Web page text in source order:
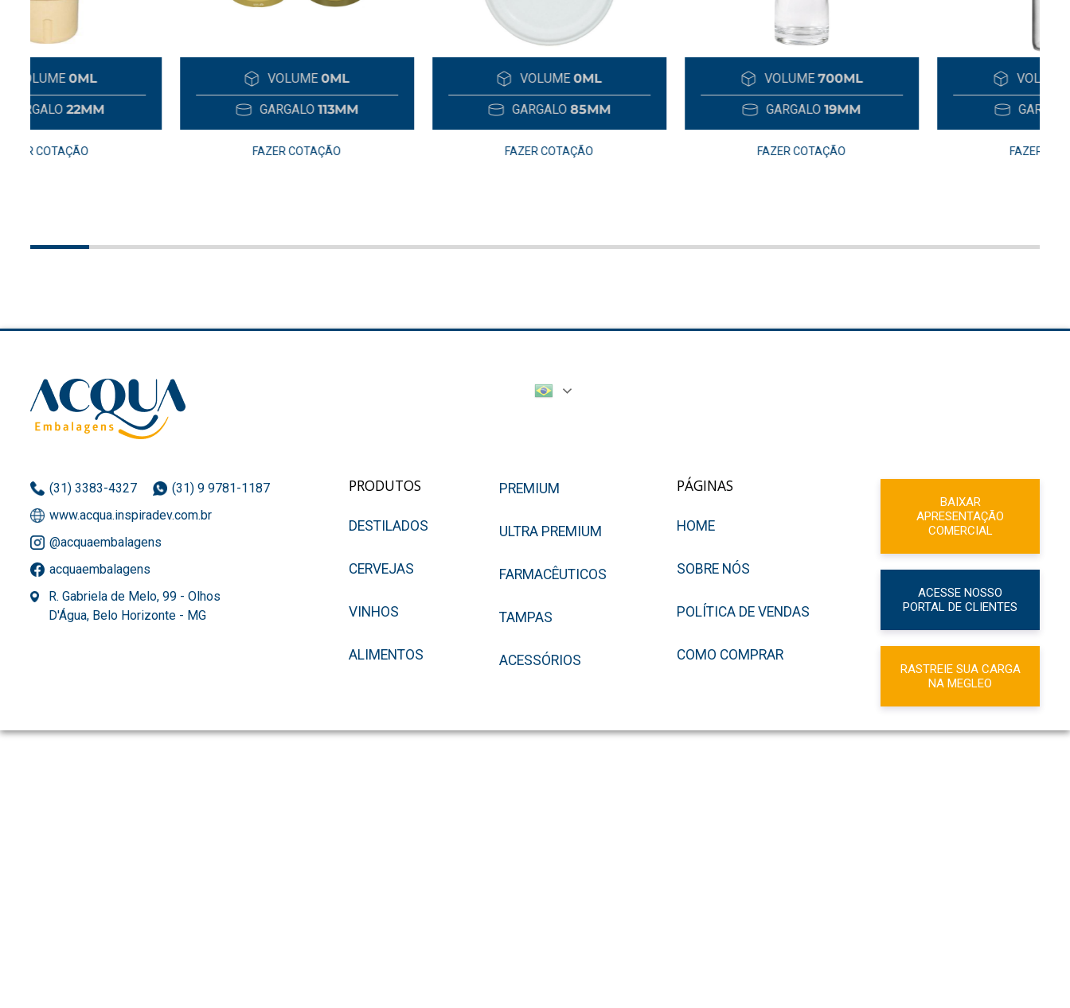
(31) 3383-4327
(31) 9 9781-1187
www.acqua.inspiradev.com.br
@acquaembalagens
acquaembalagens
R. Gabriela de Melo, 99 - Olhos
D'Água, Belo Horizonte - MG
PRODUTOS
DESTILADOS
CERVEJAS
VINHOS
ALIMENTOS
PREMIUM
ULTRA PREMIUM
FARMACÊUTICOS
TAMPAS
ACESSÓRIOS
PÁGINAS
HOME
SOBRE NÓS
POLÍTICA DE VENDAS
COMO COMPRAR
BAIXAR
APRESENTAÇÃO
COMERCIAL
ACESSE NOSSO
PORTAL DE CLIENTES
RASTREIE SUA CARGA
NA MEGLEO